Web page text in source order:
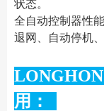
状态。
全自动控制器性
退网、自动停机
用：